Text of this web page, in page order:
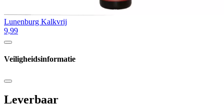
Lunenburg Kalkvrij
9,99
Veiligheidsinformatie
Leverbaar